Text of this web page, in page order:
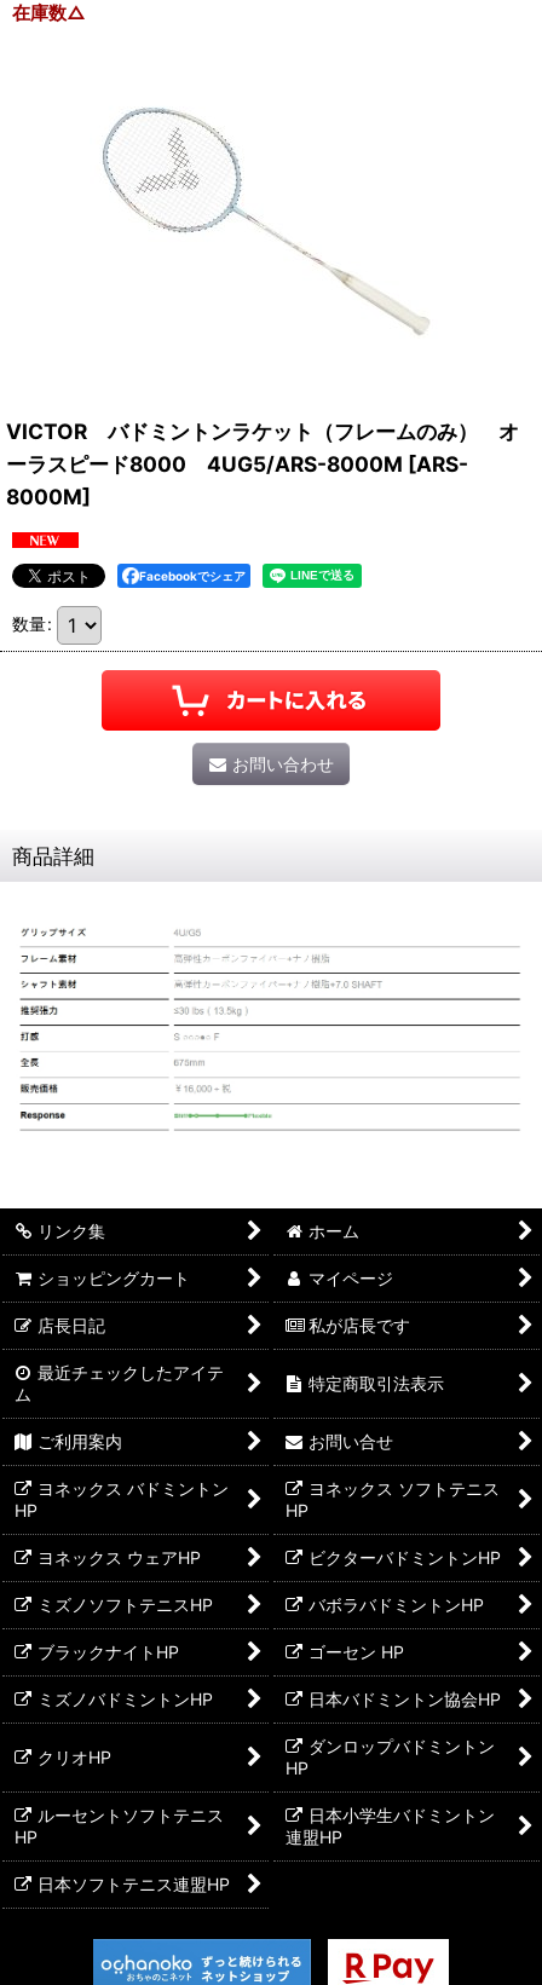
在庫数△
VICTOR バドミントンラケット（フレームのみ） オ
ーラスピード8000 4UG5/ARS-8000M [ARS-
8000M]
Facebookでシェア
数量:
お問い合わせ
商品詳細
リンク集 ホーム
ショッピングカート マイページ
店長日記 私が店長です
最近チェックしたアイテ
ム
特定商取引法表示
ご利用案内 お問い合せ
ヨネックス バドミントン
HP
ヨネックス ソフトテニス
HP
ヨネックス ウェアHP ビクターバドミントンHP
ミズノソフトテニスHP バボラバドミントンHP
ブラックナイトHP ゴーセン HP
ミズノバドミントンHP 日本バドミントン協会HP
クリオHP
ダンロップバドミントン
HP
ルーセントソフトテニス
HP
日本小学生バドミントン
連盟HP
日本ソフトテニス連盟HP